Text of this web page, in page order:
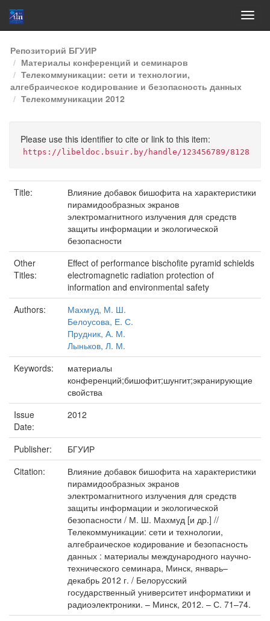
Skip
navigation
Репозиторий БГУИР
Материалы конференций и семинаров
Телекоммуникации: сети и технологии,
алгебраическое кодирование и безопасность данных
Телекоммуникации 2012
Please use this identifier to cite or link to this item:
https://libeldoc.bsuir.by/handle/123456789/8128
Title:
Влияние добавок бишофита на характеристики
пирамидообразных экранов
электромагнитного излучения для средств
защиты информации и экологической
безопасности
Other
Titles:
Effect of performance bischofite pyramid schields
electromagnetic radiation protection of
information and environmental safety
Authors:
Махмуд, М. Ш.
Белоусова, Е. С.
Прудник, А. М.
Лыньков, Л. М.
Keywords:
материалы
конференций;бишофит;шунгит;экранирующие
свойства
Issue
Date:
2012
Publisher:
БГУИР
Citation:
Влияние добавок бишофита на характеристики
пирамидообразных экранов
электромагнитного излучения для средств
защиты информации и экологической
безопасности / М. Ш. Махмуд [и др.] //
Телекоммуникации: сети и технологии,
алгебраическое кодирование и безопасность
данных : материалы международного научно-
технического семинара, Минск, январь–
декабрь 2012 г. / Белорусский
государственный университет информатики и
радиоэлектроники. – Минск, 2012. – С. 71–74.